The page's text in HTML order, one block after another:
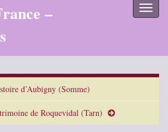
–
d’Aubigny (Somme)
de Roquevidal (Tarn)